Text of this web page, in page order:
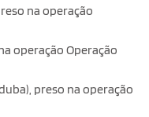
na operação
operação Operação
preso na operação